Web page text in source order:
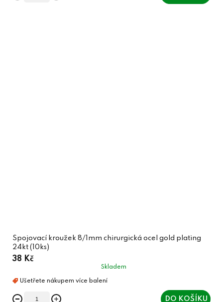
Spojovací kroužek 8/1mm chirurgická ocel gold plating
24kt (10ks)
38 Kč
Skladem
DO KOŠÍKU